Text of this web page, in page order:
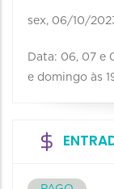
sex, 06/10/
Data: 06, 07 e
e domingo às